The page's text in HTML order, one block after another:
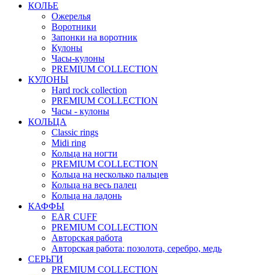
КОЛЬЕ
Ожерелья
Воротники
Запонки на воротник
Кулоны
Часы-кулоны
PREMIUM COLLECTION
КУЛОНЫ
Hard rock collection
PREMIUM COLLECTION
Часы - кулоны
КОЛЬЦА
Classic rings
Midi ring
Кольца на ногти
PREMIUM COLLECTION
Кольца на несколько пальцев
Кольца на весь палец
Кольца на ладонь
КАФФЫ
EAR CUFF
PREMIUM COLLECTION
Авторская работа
Авторская работа: позолота, серебро, медь
СЕРЬГИ
PREMIUM COLLECTION